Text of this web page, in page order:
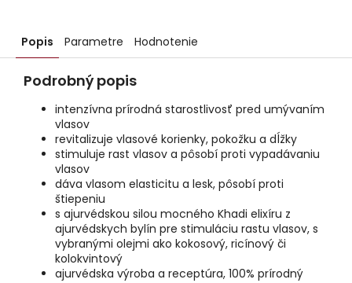
Popis Parametre Hodnotenie
Podrobný popis
intenzívna prírodná starostlivosť pred umývaním
vlasov
revitalizuje vlasové korienky, pokožku a dĺžky
stimuluje rast vlasov a pôsobí proti vypadávaniu
vlasov
dáva vlasom elasticitu a lesk, pôsobí proti
štiepeniu
s ajurvédskou silou mocného Khadi elixíru z
ajurvédskych bylín pre stimuláciu rastu vlasov, s
vybranými olejmi ako kokosový, ricínový či
kolokvintový
ajurvédska výroba a receptúra, 100% prírodný